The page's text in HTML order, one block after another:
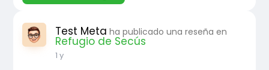
Test Meta ha publicado una reseña en
Refugio de Secús
1 y